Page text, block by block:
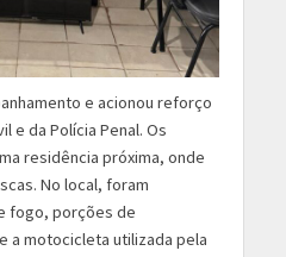
e acionou reforço
e da Polícia Penal. Os
residência próxima, onde
No local, foram
fogo, porções de
a motocicleta utilizada pela